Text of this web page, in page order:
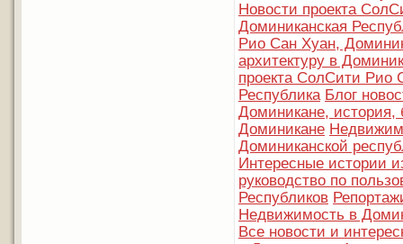
Новости проекта
Доминиканская
Рио Сан Хуан,
архитектуру в
проекта СолСити Рио
Республика Блог
Доминикане, история,
Доминикане
Доминиканской
Интересные истории
руководство по
Республиков
Недвижимость в
Все новости и